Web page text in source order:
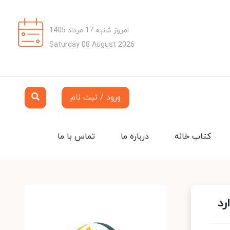
امروز شنبه 17 مرداد 1405
Saturday 08 August 2026
ورود / ثبت نام
تماس با ما درباره ما کتاب خانه